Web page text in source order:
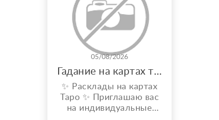
05/08/2026
Гадание на картах таро
✨ Расклады на картах
Таро ✨ Приглашаю вас
на индивидуальные